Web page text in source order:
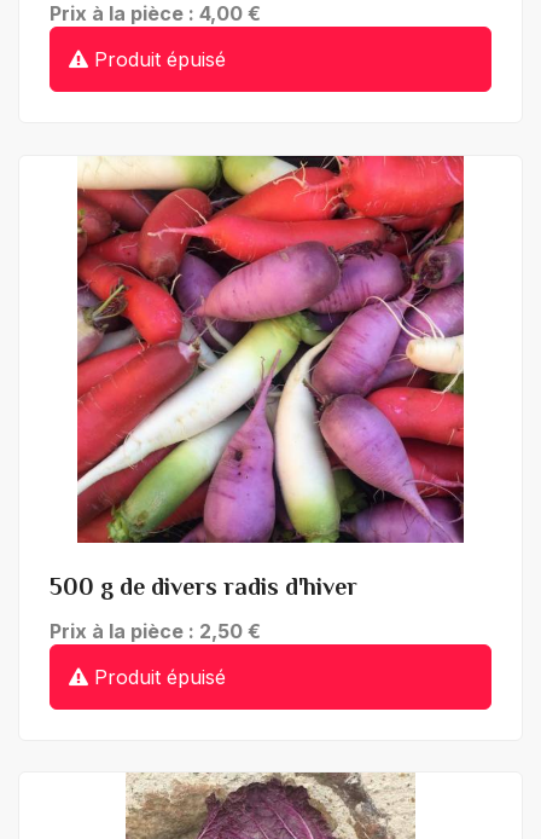
Prix à la pièce : 4,00 €
Produit épuisé
500 g de divers radis d'hiver
Prix à la pièce : 2,50 €
Produit épuisé
+ de détails